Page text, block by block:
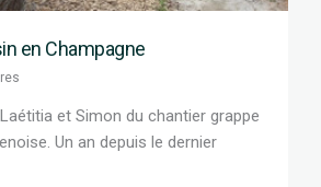
en Champagne
et Simon du chantier grappe
Un an depuis le dernier